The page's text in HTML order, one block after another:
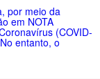
por meio da
em NOTA
(COVID-
entanto, o